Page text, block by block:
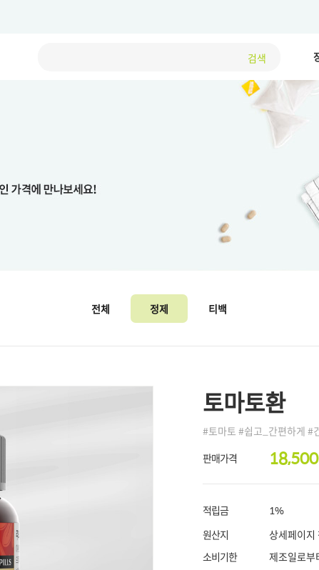
검색
전체 정제 티백
토마토환
#토마토 #쉽고_간편하게 #
판매가격
적립금
1%
원산지
상세페이지
소비기한
제조일로